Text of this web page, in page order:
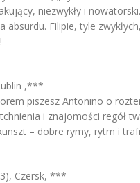
niezwykły i
absurdu. Filipie, tyle
,***
piszesz Antonino o
i znajomości regół
– dobre rymy, rytm i
Czersk, ***